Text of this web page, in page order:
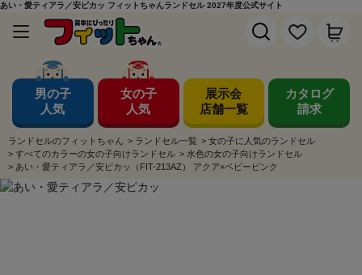
あい・愛ティアラ／安ピカッ フィットちゃんランドセル 2027年度公式サイト
男の子
人気
女の子
人気
展示会
店舗一覧
カタログ
請求
ランドセルのフィットちゃん > ランドセル一覧 > 女の子に人気のランドセル
> すべてのカラーの女の子向けランドセル > 水色の女の子向けランドセル
> あい・愛ティアラ／安ピカッ（FIT-213AZ） アクア×ベビーピンク